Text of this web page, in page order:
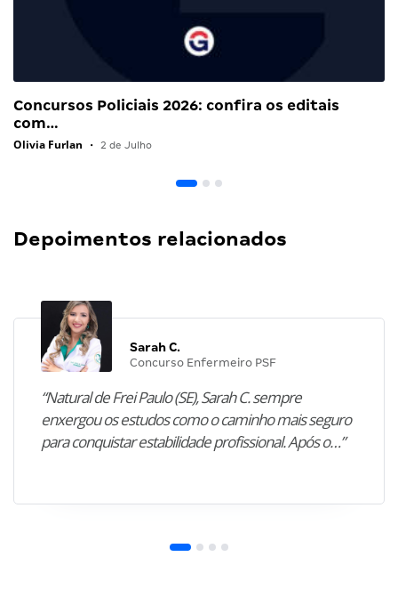
Concursos Policiais 2026: confira os editais
com…
Olivia Furlan • 2 de Julho
Depoimentos relacionados
Sarah C.
Concurso Enfermeiro PSF
“Natural de Frei Paulo (SE), Sarah C. sempre
enxergou os estudos como o caminho mais seguro
para conquistar estabilidade profissional. Após o…”